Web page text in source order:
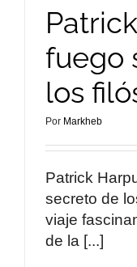
fuego
los
Por Markheb
Patrick
secreto de
viaje
de la [...]